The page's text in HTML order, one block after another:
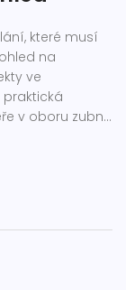
které musí
na
ve
v oboru zubní
další profesní